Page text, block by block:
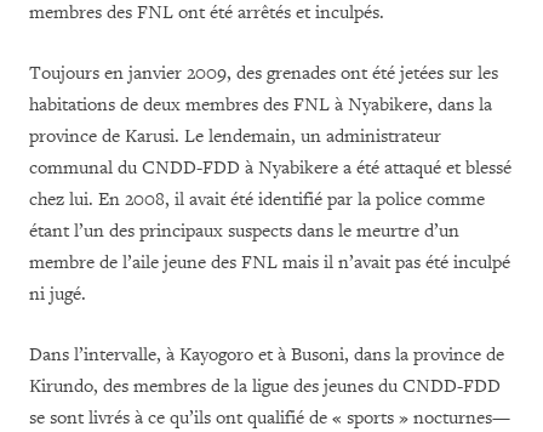
membres des FNL ont été arrêtés et inculpés.
Toujours en janvier 2009, des grenades ont été jetées sur les
habitations de deux membres des FNL à Nyabikere, dans la
province de Karusi. Le lendemain, un administrateur
communal du CNDD-FDD à Nyabikere a été attaqué et blessé
chez lui. En 2008, il avait été identifié par la police comme
étant l’un des principaux suspects dans le meurtre d’un
membre de l’aile jeune des FNL mais il n’avait pas été inculpé
ni jugé.
Dans l’intervalle, à Kayogoro et à Busoni, dans la province de
Kirundo, des membres de la ligue des jeunes du CNDD-FDD
se sont livrés à ce qu’ils ont qualifié de « sports » nocturnes—